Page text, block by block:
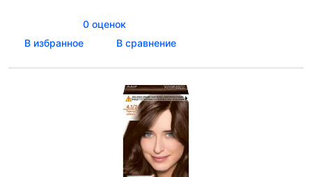
0 оценок
В избранное
В сравнение